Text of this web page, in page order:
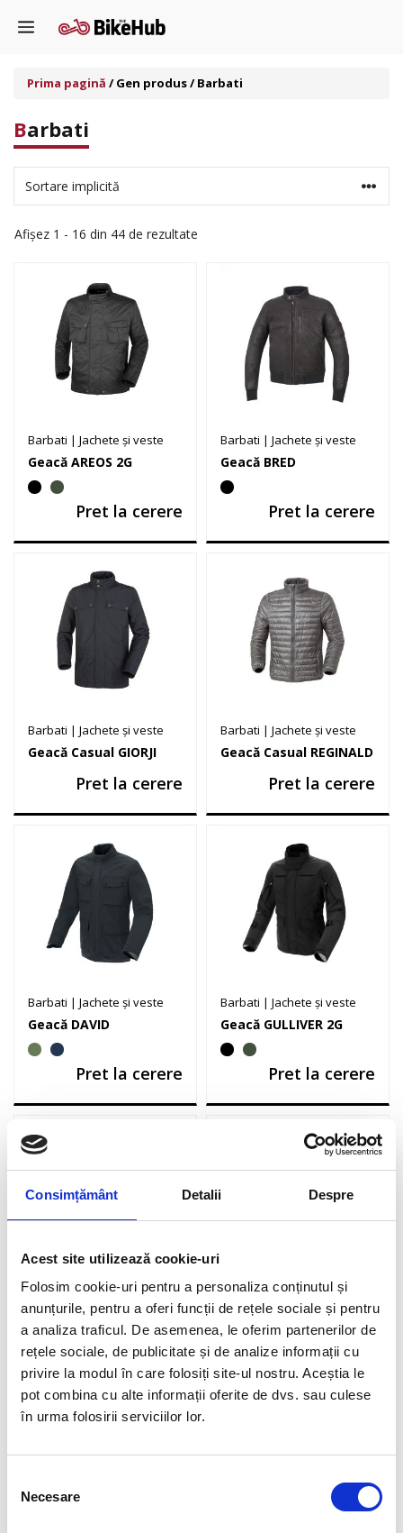
Consimțământ Detalii Despre
Acest site utilizează cookie-uri
Folosim cookie-uri pentru a personaliza conținutul și
anunțurile, pentru a oferi funcții de rețele sociale și pentru
a analiza traficul. De asemenea, le oferim partenerilor de
rețele sociale, de publicitate și de analize informații cu
privire la modul în care folosiți site-ul nostru. Aceștia le
pot combina cu alte informații oferite de dvs. sau culese
în urma folosirii serviciilor lor.
consimțământului
Necesare
Menu
Prima pagină / Gen produs / Barbati
Barbati
Afișez 1 - 16 din 44 de rezultate
Barbati | Jachete și veste
Geacă AREOS 2G
Pret la cerere
Barbati | Jachete și veste
Geacă BRED
Pret la cerere
Barbati | Jachete și veste
Geacă Casual GIORJI
Pret la cerere
Barbati | Jachete și veste
Geacă Casual REGINALD
Pret la cerere
Barbati | Jachete și veste
Geacă DAVID
Pret la cerere
Barbati | Jachete și veste
Geacă GULLIVER 2G
Pret la cerere
Barbati|Jachete și veste
Geacă NETWORK 2G
Pret la cerere
Barbati| Jachete și veste
Geacă PEL 2G
Pret la cerere